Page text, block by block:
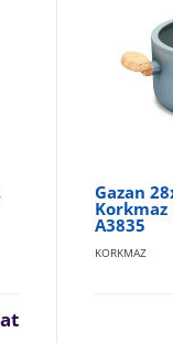
Gazan
A3835
KORKMAZ